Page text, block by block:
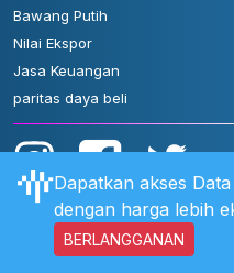
Bawang Putih
Nilai Ekspor
Jasa Keuangan
paritas daya beli
Aturan Pengguna Hubungi Kami
Dapatkan akses
dengan harga lebih
BERLANGGANAN